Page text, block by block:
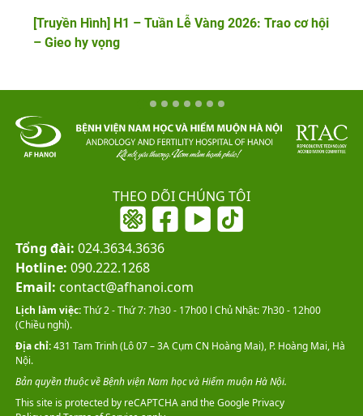
[Truyền Hình] H1 – Tuần Lễ Vàng 2026: Trao cơ hội
– Gieo hy vọng
THEO DÕI CHÚNG TÔI
Tổng đài: 024.3634.3636
Hotline: 090.222.1268
Email: contact@afhanoi.com
This site is protected by reCAPTCHA and the GooglePrivacy
Lịch làm việc:Thứ 2 - Thứ 7: 7h30 - 17h00 l Chủ Nhật: 7h30 - 12h00
(Chiều nghỉ).
Địa chỉ:431 Tam Trinh (Lô 07 – 3A Cụm CN Hoàng Mai), P. Hoàng Mai, Hà
Nội.
Bản quyền thuộc về Bệnh viện Nam học và Hiếm muộn Hà Nội.